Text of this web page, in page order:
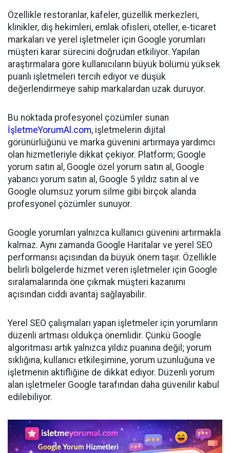
Özellikle restoranlar, kafeler, güzellik merkezleri,
klinikler, diş hekimleri, emlak ofisleri, oteller, e-ticaret
markaları ve yerel işletmeler için Google yorumları
müşteri karar sürecini doğrudan etkiliyor. Yapılan
araştırmalara göre kullanıcıların büyük bölümü yüksek
puanlı işletmeleri tercih ediyor ve düşük
değerlendirmeye sahip markalardan uzak duruyor.
Bu noktada profesyonel çözümler sunan
İşletmeYorumAl.com, işletmelerin dijital
görünürlüğünü ve marka güvenini artırmaya yardımcı
olan hizmetleriyle dikkat çekiyor. Platform; Google
yorum satın al, Google özel yorum satın al, Google
yabancı yorum satın al, Google 5 yıldız satın al ve
Google olumsuz yorum silme gibi birçok alanda
profesyonel çözümler sunuyor.
Google yorumları yalnızca kullanıcı güvenini artırmakla
kalmaz. Aynı zamanda Google Haritalar ve yerel SEO
performansı açısından da büyük önem taşır. Özellikle
belirli bölgelerde hizmet veren işletmeler için Google
sıralamalarında öne çıkmak müşteri kazanımı
açısından ciddi avantaj sağlayabilir.
Yerel SEO çalışmaları yapan işletmeler için yorumların
düzenli artması oldukça önemlidir. Çünkü Google
algoritması artık yalnızca yıldız puanına değil; yorum
sıklığına, kullanıcı etkileşimine, yorum uzunluğuna ve
işletmenin aktifliğine de dikkat ediyor. Düzenli yorum
alan işletmeler Google tarafından daha güvenilir kabul
edilebiliyor.